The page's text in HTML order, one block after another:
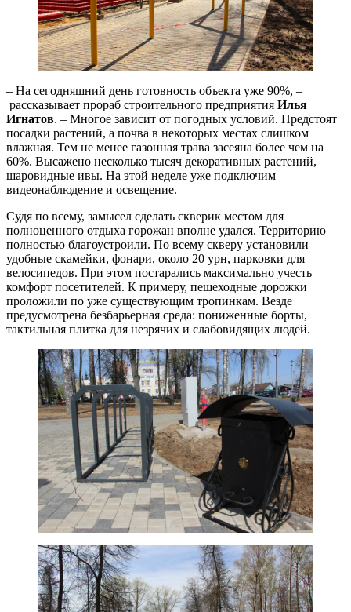
– На сегодняшний день готовность объекта уже 90%, –
рассказывает прораб строительного предприятия Илья
Игнатов. – Многое зависит от погодных условий. Предстоят
посадки растений, а почва в некоторых местах слишком
влажная. Тем не менее газонная трава засеяна более чем на
60%. Высажено несколько тысяч декоративных растений,
шаровидные ивы. На этой неделе уже подключим
видеонаблюдение и освещение.
Судя по всему, замысел сделать скверик местом для
полноценного отдыха горожан вполне удался. Территорию
полностью благоустроили. По всему скверу установили
удобные скамейки, фонари, около 20 урн, парковки для
велосипедов. При этом постарались максимально учесть
комфорт посетителей. К примеру, пешеходные дорожки
проложили по уже существующим тропинкам. Везде
предусмотрена безбарьерная среда: пониженные борты,
тактильная плитка для незрячих и слабовидящих людей.